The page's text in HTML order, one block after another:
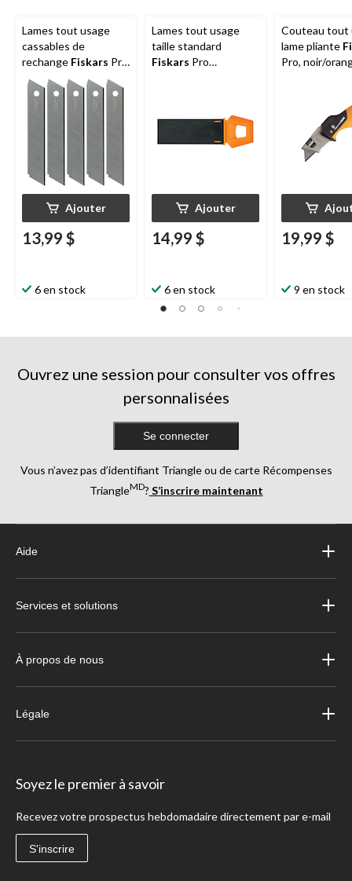
Lames tout usage
cassables de
rechange Fiskars Pro
CarbonMax, paq. 10,
18 mm
Ajouter
13,99 $
6 en stock
Lames tout usage
taille standard
Fiskars Pro
Ajouter
14,99 $
6 en stock
Couteau tout
lame pliante
Pro, noir/
19,99 $
9 en stock
Ouvrez une session pour consulter vos offres
personnalisées
Se connecter
Vous n’avez pas d’identifiant Triangle ou de carte Récompenses
TriangleMD? S’inscrire maintenant
Aide
Services et solutions
À propos de nous
Légale
Soyez le premier à savoir
Recevez votre prospectus hebdomadaire directement par e-mail
S'inscrire